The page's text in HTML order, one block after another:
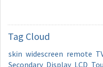
Tag Cloud
skin widescreen remote
Secondary Display LCD